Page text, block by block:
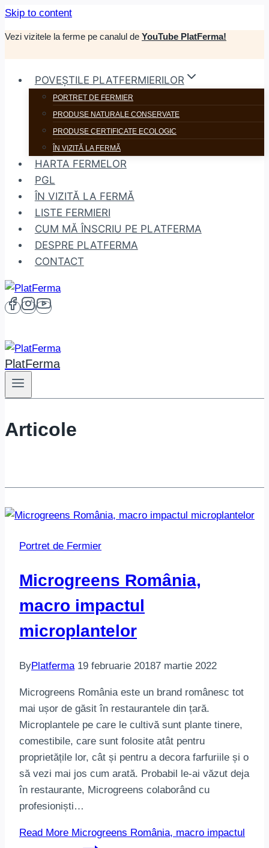
Skip to content
Vezi vizitele la ferme pe canalul de YouTube PlatFerma!
POVEȘTILE PLATFERMIERILOR
PORTRET DE FERMIER
PRODUSE NATURALE CONSERVATE
PRODUSE CERTIFICATE ECOLOGIC
ÎN VIZITĂ LA FERMĂ
HARTA FERMELOR
PGL
ÎN VIZITĂ LA FERMĂ
LISTE FERMIERI
CUM MĂ ÎNSCRIU PE PLATFERMA
DESPRE PLATFERMA
CONTACT
PlatFerma
Articole
Portret de Fermier
Microgreens România,
macro impactul
microplantelor
ByPlatferma 19 februarie 20187 martie 2022
Microgreens România este un brand românesc tot
mai ușor de găsit în restaurantele din țară.
Microplantele pe care le cultivă sunt plante tinere,
comestibile, care sunt folosite atât pentru
proprietățile lor, cât și pentru a decora farfuriile și o
să vezi mai jos cum arată. Probabil le-ai văzut deja
în restaurante, Microgreens colaborând cu
profesioniști…
Read More Microgreens România, macro impactul